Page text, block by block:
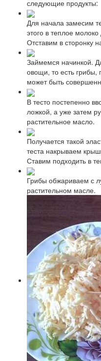
следующие продукты:
Для начала замесим
этого в теплое
Отставим в сторонку
Займемся начинкой.
овощи, то есть
может быть
В тесто постепенно
ложкой, а уже затем
растительное масло.
Получается такой
теста накрываем
Ставим подходить в
Грибы обжариваем с
растительном масле.